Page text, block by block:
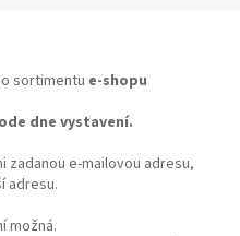
sortimentu e-shopu
dne vystavení.
zadanou e-mailovou adresu,
adresu.
možná.